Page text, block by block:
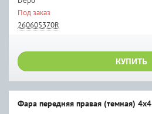
Под заказ
260605370R
КУПИТЬ
Фара передняя правая (темная) 4х4